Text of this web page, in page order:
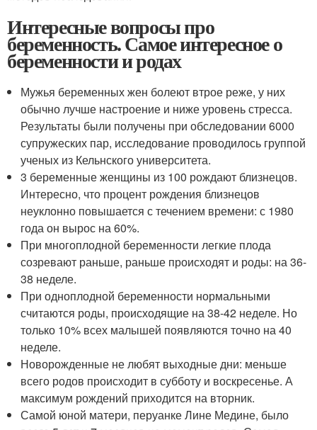
Интересные вопросы про
беременность. Самое интересное о
беременности и родах
Мужья беременных жен болеют втрое реже, у них
обычно лучше настроение и ниже уровень стресса.
Результаты были получены при обследовании 6000
супружеских пар, исследование проводилось группой
ученых из Кельнского университета.
3 беременные женщины из 100 рождают близнецов.
Интересно, что процент рождения близнецов
неуклонно повышается с течением времени: с 1980
года он вырос на 60%.
При многоплодной беременности легкие плода
созревают раньше, раньше происходят и роды: на 36-
38 неделе.
При одноплодной беременности нормальными
считаются роды, происходящие на 38-42 неделе. Но
только 10% всех малышей появляются точно на 40
неделе.
Новорожденные не любят выходные дни: меньше
всего родов происходит в субботу и воскресенье. А
максимум рождений приходится на вторник.
Самой юной матери, перуанке Лине Медине, было